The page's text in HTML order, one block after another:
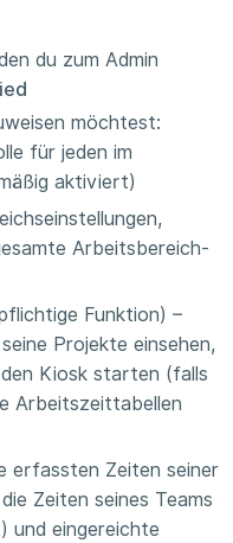
du zum Admin
möchtest:
für jeden im
aktiviert)
Arbeitsbereich-
Funktion) –
Projekte einsehen,
Kiosk starten (falls
Arbeitszeittabellen
erfassten Zeiten seiner
Zeiten seines Teams
und eingereichte